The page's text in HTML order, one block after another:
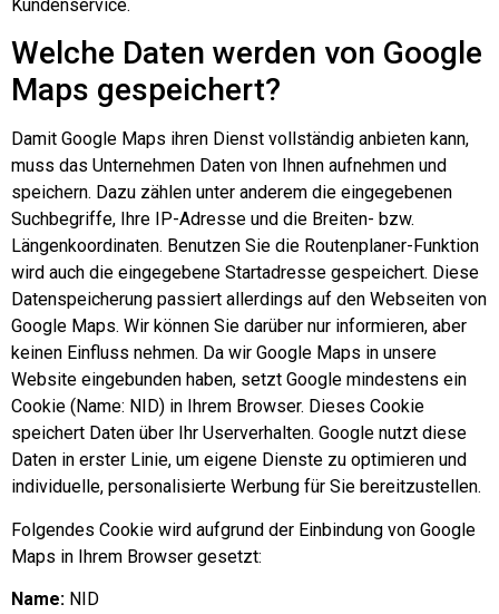
Kundenservice.
Welche Daten werden von Google
Maps gespeichert?
Damit Google Maps ihren Dienst vollständig anbieten kann,
muss das Unternehmen Daten von Ihnen aufnehmen und
speichern. Dazu zählen unter anderem die eingegebenen
Suchbegriffe, Ihre IP-Adresse und die Breiten- bzw.
Längenkoordinaten. Benutzen Sie die Routenplaner-Funktion
wird auch die eingegebene Startadresse gespeichert. Diese
Datenspeicherung passiert allerdings auf den Webseiten von
Google Maps. Wir können Sie darüber nur informieren, aber
keinen Einfluss nehmen. Da wir Google Maps in unsere
Website eingebunden haben, setzt Google mindestens ein
Cookie (Name: NID) in Ihrem Browser. Dieses Cookie
speichert Daten über Ihr Userverhalten. Google nutzt diese
Daten in erster Linie, um eigene Dienste zu optimieren und
individuelle, personalisierte Werbung für Sie bereitzustellen.
Folgendes Cookie wird aufgrund der Einbindung von Google
Maps in Ihrem Browser gesetzt:
Name: NID